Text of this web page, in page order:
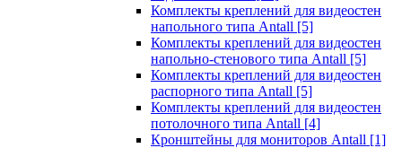
Комплекты креплений для видеостен
напольного типа Antall [5]
Комплекты креплений для видеостен
напольно-стенового типа Antall [5]
Комплекты креплений для видеостен
распорного типа Antall [5]
Комплекты креплений для видеостен
потолочного типа Antall [4]
Кронштейны для мониторов Antall [1]